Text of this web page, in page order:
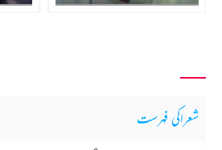
شعراکی فہرست